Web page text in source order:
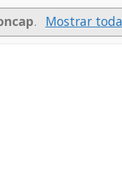
. Mostrar